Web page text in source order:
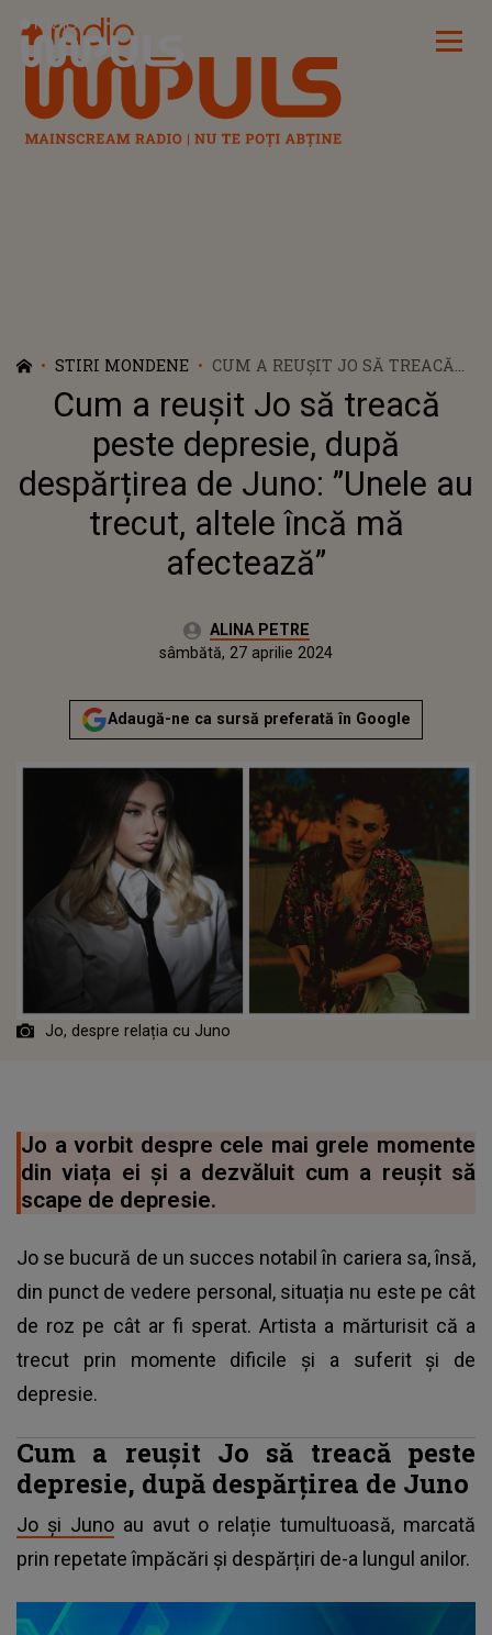
Radio Impuls
STIRI MONDENE
CUM A REUȘIT JO SĂ TREACĂ
PESTE DEPRESIE, DUPĂ
DESPĂRȚIREA DE JUNO: ”UNELE
AU TRECUT, ALTELE ÎNCĂ MĂ
AFECTEAZĂ”
Cum a reușit Jo să treacă
peste depresie, după
despărțirea de Juno: ”Unele au
trecut, altele încă mă
afectează”
Autor:ALINA PETRE
sâmbătă, 27 aprilie 2024Actualizat:
sâmbătă, 27 aprilie 2024
Adaugă-ne ca sursă preferată în Google
Jo, despre relația cu Juno
Jo a vorbit despre cele mai grele momente
din viața ei și a dezvăluit cum a reușit să
scape de depresie.
Jo se bucură de un succes notabil în cariera sa, însă,
din punct de vedere personal, situația nu este pe cât
de roz pe cât ar fi sperat. Artista a mărturisit că a
trecut prin momente dificile și a suferit și de
depresie.
Cum a reușit Jo să treacă peste
depresie, după despărțirea de Juno
Jo și Junoau avut o relație tumultuoasă, marcată
prin repetate împăcări și despărțiri de-a lungul anilor.